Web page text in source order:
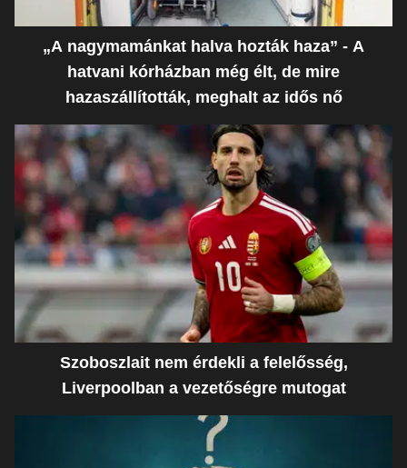
„A nagymamánkat halva hozták haza” - A
hatvani kórházban még élt, de mire
hazaszállították, meghalt az idős nő
Szoboszlait nem érdekli a felelősség,
Liverpoolban a vezetőségre mutogat